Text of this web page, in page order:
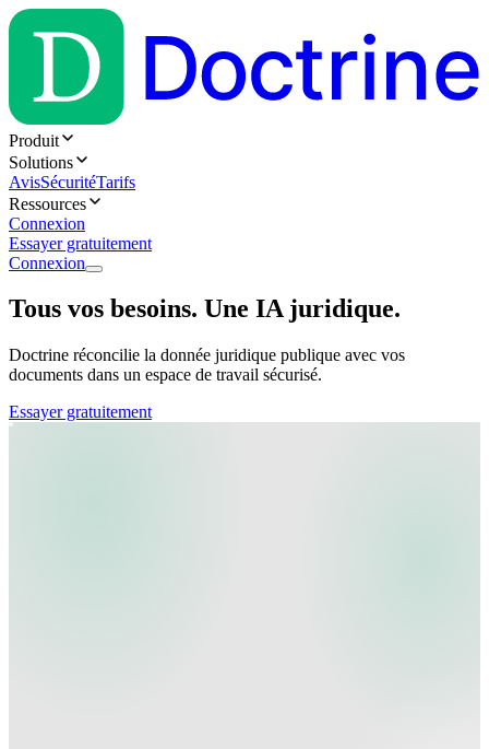
Produit
Solutions
AvisSécuritéTarifs
Ressources
Connexion
Essayer gratuitement
Connexion
Tous vos besoins. Une IA juridique.
Doctrine réconcilie la donnée juridique publique avec vos
documents dans un espace de travail sécurisé.
Essayer gratuitement